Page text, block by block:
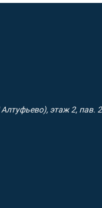
этаж 2, пав. 2